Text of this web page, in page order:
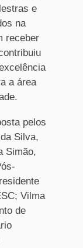
e
na
receber
a área
pelos
Silva,
Simão,
Vilma
de